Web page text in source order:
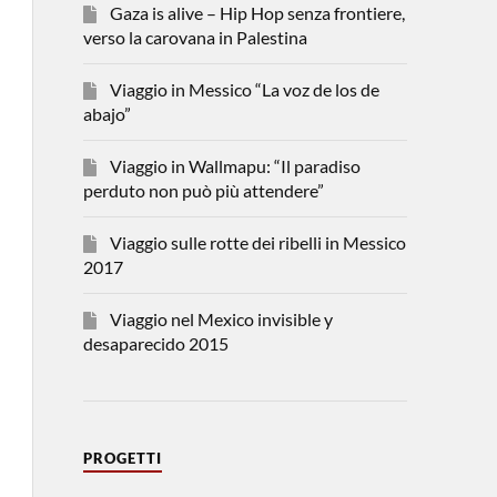
Gaza is alive – Hip Hop senza frontiere,
verso la carovana in Palestina
Viaggio in Messico “La voz de los de
abajo”
Viaggio in Wallmapu: “Il paradiso
perduto non può più attendere”
Viaggio sulle rotte dei ribelli in Messico
2017
Viaggio nel Mexico invisible y
desaparecido 2015
PROGETTI